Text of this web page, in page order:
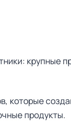
крупные
которые
продукты.